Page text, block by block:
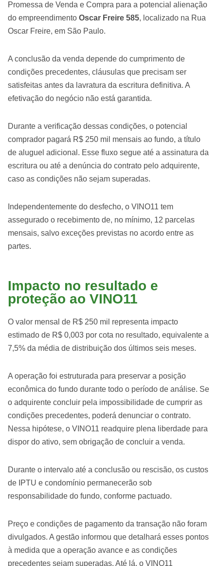
Promessa de Venda e Compra para a potencial alienação
do empreendimento Oscar Freire 585, localizado na Rua
Oscar Freire, em São Paulo.
A conclusão da venda depende do cumprimento de
condições precedentes, cláusulas que precisam ser
satisfeitas antes da lavratura da escritura definitiva. A
efetivação do negócio não está garantida.
Durante a verificação dessas condições, o potencial
comprador pagará R$ 250 mil mensais ao fundo, a título
de aluguel adicional. Esse fluxo segue até a assinatura da
escritura ou até a denúncia do contrato pelo adquirente,
caso as condições não sejam superadas.
Independentemente do desfecho, o VINO11 tem
assegurado o recebimento de, no mínimo, 12 parcelas
mensais, salvo exceções previstas no acordo entre as
partes.
Impacto no resultado e
proteção ao VINO11
O valor mensal de R$ 250 mil representa impacto
estimado de R$ 0,003 por cota no resultado, equivalente a
7,5% da média de distribuição dos últimos seis meses.
A operação foi estruturada para preservar a posição
econômica do fundo durante todo o período de análise. Se
o adquirente concluir pela impossibilidade de cumprir as
condições precedentes, poderá denunciar o contrato.
Nessa hipótese, o VINO11 readquire plena liberdade para
dispor do ativo, sem obrigação de concluir a venda.
Durante o intervalo até a conclusão ou rescisão, os custos
de IPTU e condomínio permanecerão sob
responsabilidade do fundo, conforme pactuado.
Preço e condições de pagamento da transação não foram
divulgados. A gestão informou que detalhará esses pontos
à medida que a operação avance e as condições
precedentes sejam superadas. Até lá, o VINO11